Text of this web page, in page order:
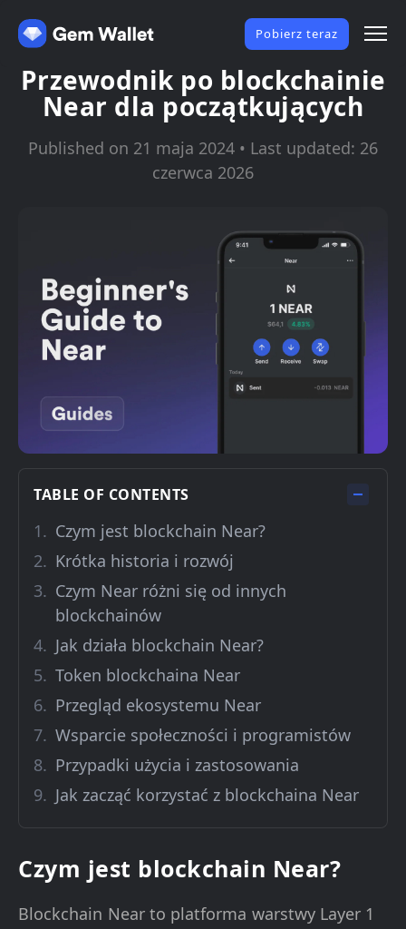
Pobierz teraz
Przewodnik po blockchainie
Near dla początkujących
Published on 21 maja 2024 • Last updated: 26
czerwca 2026
TABLE OF CONTENTS
Czym jest blockchain Near?
Krótka historia i rozwój
Czym Near różni się od innych
blockchainów
Jak działa blockchain Near?
Token blockchaina Near
Przegląd ekosystemu Near
Wsparcie społeczności i programistów
Przypadki użycia i zastosowania
Jak zacząć korzystać z blockchaina Near
Czym jest blockchain Near?
Blockchain Near to platforma warstwy Layer 1